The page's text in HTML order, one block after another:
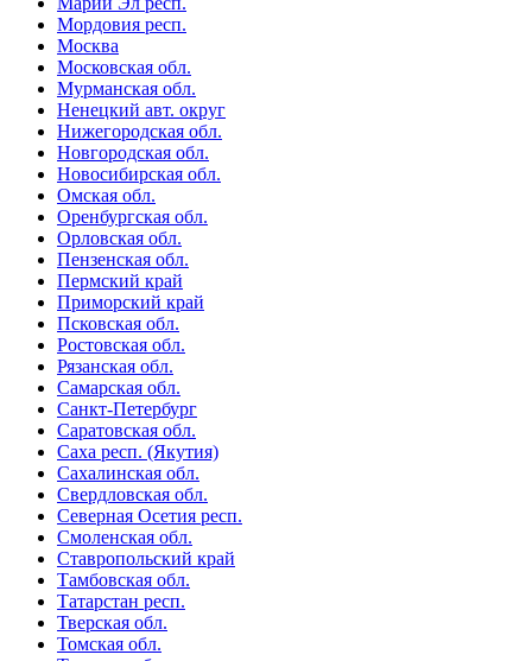
Мордовия респ.
Москва
Московская обл.
Мурманская обл.
Ненецкий авт. округ
Нижегородская обл.
Новгородская обл.
Новосибирская обл.
Омская обл.
Оренбургская обл.
Орловская обл.
Пензенская обл.
Пермский край
Приморский край
Псковская обл.
Ростовская обл.
Рязанская обл.
Самарская обл.
Санкт-Петербург
Саратовская обл.
Саха респ. (Якутия)
Сахалинская обл.
Свердловская обл.
Северная Осетия респ.
Смоленская обл.
Ставропольский край
Тамбовская обл.
Татарстан респ.
Тверская обл.
Томская обл.